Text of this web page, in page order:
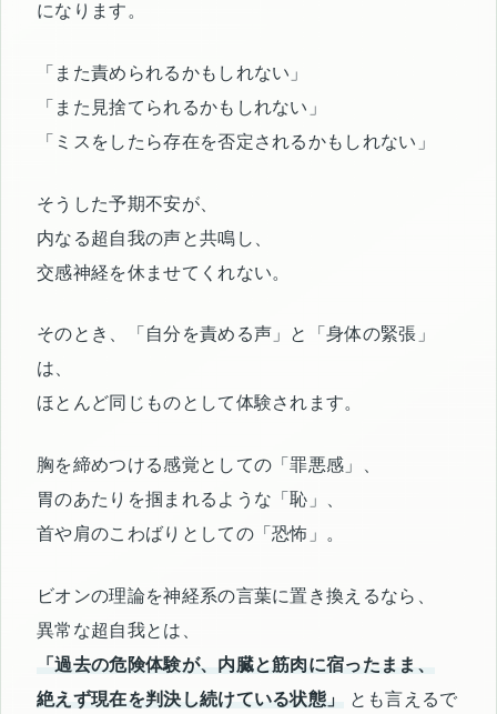
になります。
「また責められるかもしれない」
「また見捨てられるかもしれない」
「ミスをしたら存在を否定されるかもしれない」
そうした予期不安が、
内なる超自我の声と共鳴し、
交感神経を休ませてくれない。
そのとき、「自分を責める声」と「身体の緊張」
は、
ほとんど同じものとして体験されます。
胸を締めつける感覚としての「罪悪感」、
胃のあたりを掴まれるような「恥」、
首や肩のこわばりとしての「恐怖」。
ビオンの理論を神経系の言葉に置き換えるなら、
異常な超自我とは、
「過去の危険体験が、内臓と筋肉に宿ったまま、
絶えず現在を判決し続けている状態」
とも言えるで